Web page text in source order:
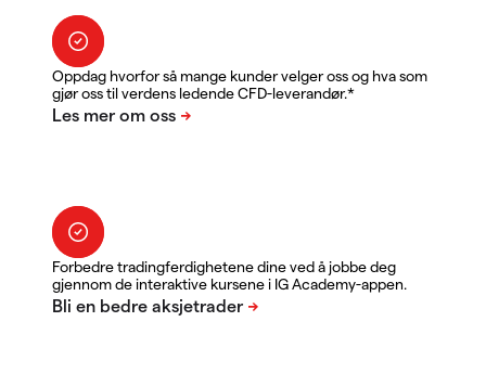
Oppdag hvorfor så mange kunder velger oss og hva som
gjør oss til verdens ledende CFD-leverandør.*
Forbedre tradingferdighetene dine ved å jobbe deg
gjennom de interaktive kursene i IG Academy-appen.